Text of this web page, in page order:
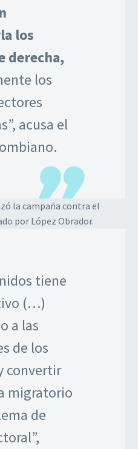
los
derecha,
los
acusa el
la campaña contra el
por López Obrador.
tiene
(…)
a las
de los
convertir
migratorio
de